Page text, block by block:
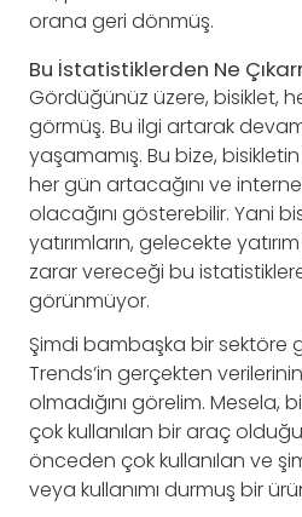
orana geri dönmüş.
Bu İstatistiklerden Ne
Gördüğünüz üzere, bisiklet,
görmüş. Bu ilgi artarak
yaşamamış. Bu bize, bisikletin
her gün artacağını ve
olacağını gösterebilir. Yani
yatırımların, gelecekte
zarar vereceği bu
görünmüyor.
Şimdi bambaşka bir sektöre
Trends’in gerçekten
olmadığını görelim. Mesela,
çok kullanılan bir araç
önceden çok kullanılan ve
veya kullanımı durmuş bir